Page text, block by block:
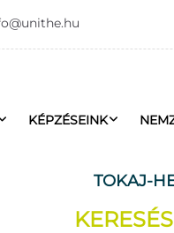
KÉPZÉSEINK
TOKAJ-